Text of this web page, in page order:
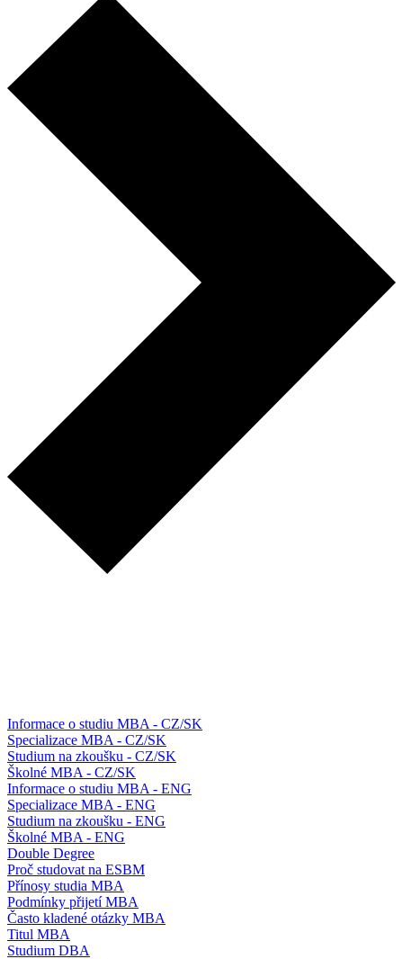
Informace o studiu MBA - CZ/SK
Specializace MBA - CZ/SK
Studium na zkoušku - CZ/SK
Školné MBA - CZ/SK
Informace o studiu MBA - ENG
Specializace MBA - ENG
Studium na zkoušku - ENG
Školné MBA - ENG
Double Degree
Proč studovat na ESBM
Přínosy studia MBA
Podmínky přijetí MBA
Často kladené otázky MBA
Titul MBA
Studium DBA